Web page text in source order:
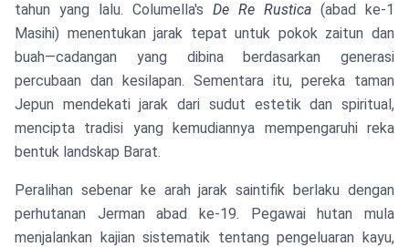
tahun yang lalu. Columella's De Re Rustica (abad ke-1
Masihi) menentukan jarak tepat untuk pokok zaitun dan
buah—cadangan yang dibina berdasarkan generasi
percubaan dan kesilapan. Sementara itu, pereka taman
Jepun mendekati jarak dari sudut estetik dan spiritual,
mencipta tradisi yang kemudiannya mempengaruhi reka
bentuk landskap Barat.
Peralihan sebenar ke arah jarak saintifik berlaku dengan
perhutanan Jerman abad ke-19. Pegawai hutan mula
menjalankan kajian sistematik tentang pengeluaran kayu,